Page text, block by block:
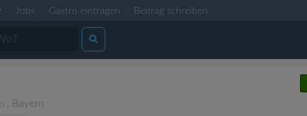
Jobs Gastro eintragen Beitrag schreiben
, Bayern